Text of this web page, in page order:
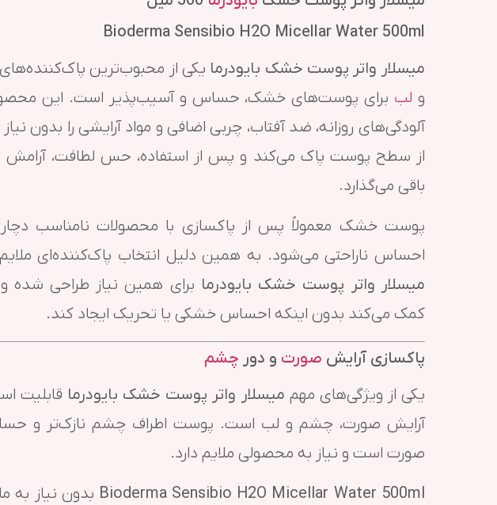
Bioderma Sensibio H2O Micellar Water 500ml
میسلار واتر پوست خشک بایودرما یکی از محبوب‌ترین پاک‌کننده‌های
و لب برای پوست‌های خشک، حساس و آسیب‌پذیر است. این محصول
آلودگی‌های روزانه، ضد آفتاب، چربی اضافی و مواد آرایشی را بدون
از سطح پوست پاک می‌کند و پس از استفاده، حس لطافت،
باقی می‌گذارد.
پوست خشک معمولاً پس از پاکسازی با محصولات نامناسب دچار
احساس ناراحتی می‌شود. به همین دلیل انتخاب پاک‌کننده‌ای
میسلار واتر پوست خشک بایودرما برای همین نیاز طراحی شده
کمک می‌کند بدون اینکه احساس خشکی یا تحریک ایجاد کند.
پاکسازی آرایش صورت و دور چشم
یکی از ویژگی‌های مهم میسلار واتر پوست خشک بایودرما قابلیت
آرایش صورت، چشم و لب است. پوست اطراف چشم نازک‌تر و
صورت است و نیاز به محصولی ملایم دارد.
Bioderma Sensibio H2O Micellar Water 500ml بدون نیاز به